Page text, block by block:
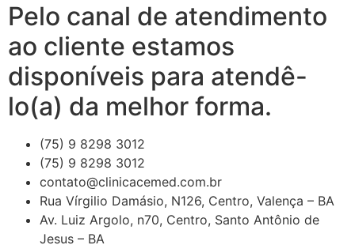
Pelo canal de atendimento
ao cliente estamos
disponíveis para atendê-
lo(a) da melhor forma.
(75) 9 8298 3012
(75) 9 8298 3012
contato@clinicacemed.com.br
Rua Vírgilio Damásio, N126, Centro, Valença – BA
Av. Luiz Argolo, n70, Centro, Santo Antônio de
Jesus – BA